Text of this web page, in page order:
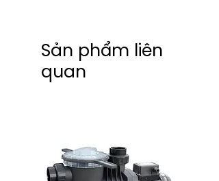
Sản phẩm liên
quan